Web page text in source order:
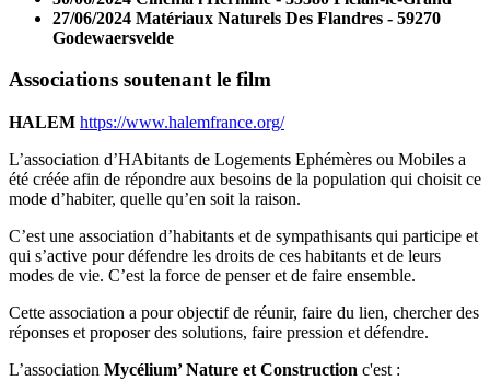
27/06/2024 Matériaux Naturels Des Flandres - 59270
Godewaersvelde
Associations soutenant le film
HALEM https://www.halemfrance.org/
L’association d’HAbitants de Logements Ephémères ou Mobiles a
été créée afin de répondre aux besoins de la population qui choisit ce
mode d’habiter, quelle qu’en soit la raison.
C’est une association d’habitants et de sympathisants qui participe et
qui s’active pour défendre les droits de ces habitants et de leurs
modes de vie. C’est la force de penser et de faire ensemble.
Cette association a pour objectif de réunir, faire du lien, chercher des
réponses et proposer des solutions, faire pression et défendre.
L’association Mycélium’ Nature et Construction c'est :